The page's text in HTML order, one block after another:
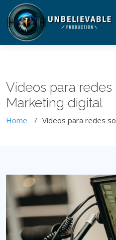
Vídeos para
Marketing digital
Home Videos para redes